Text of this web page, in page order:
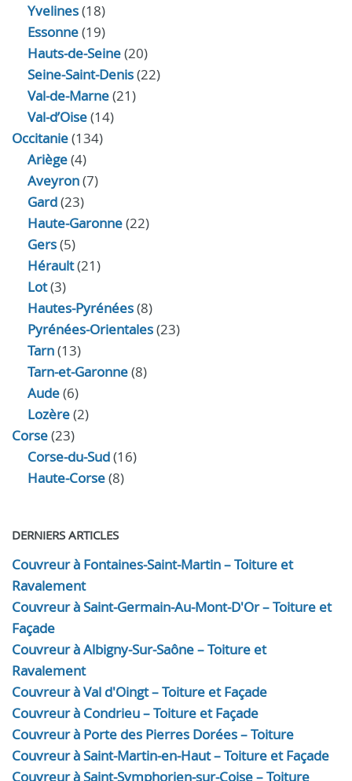
Yvelines(18)
Essonne(19)
Hauts-de-Seine(20)
Seine-Saint-Denis(22)
Val-de-Marne(21)
Val-d’Oise(14)
Occitanie(134)
Ariège(4)
Aveyron(7)
Gard(23)
Haute-Garonne(22)
Gers(5)
Hérault(21)
Lot(3)
Hautes-Pyrénées(8)
Pyrénées-Orientales(23)
Tarn(13)
Tarn-et-Garonne(8)
Aude(6)
Lozère(2)
Corse(23)
Corse-du-Sud(16)
Haute-Corse(8)
DERNIERS ARTICLES
Couvreur à Fontaines-Saint-Martin – Toiture et
Ravalement
Couvreur à Saint-Germain-Au-Mont-D'Or – Toiture et
Façade
Couvreur à Albigny-Sur-Saône – Toiture et
Ravalement
Couvreur à Val d'Oingt – Toiture et Façade
Couvreur à Condrieu – Toiture et Façade
Couvreur à Porte des Pierres Dorées – Toiture
Couvreur à Saint-Martin-en-Haut – Toiture et Façade
Couvreur à Saint-Symphorien-sur-Coise – Toiture